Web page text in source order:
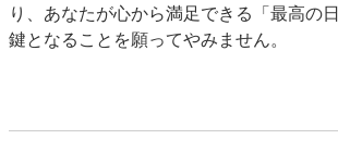
り、あなたが心から満足できる「最高の
鍵となることを願ってやみません。